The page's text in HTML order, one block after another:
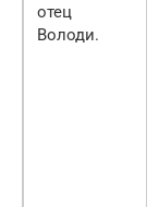
отец
Володи.